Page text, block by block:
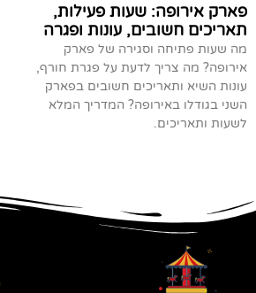
פארק אירופה: שעות פעילות,
תאריכים חשובים, עונות ופגרה
מה שעות פתיחה וסגירה של פארק
אירופה? מה צריך לדעת על פגרת חורף,
עונות השיא ותאריכים חשובים בפארק
השני בגודלו באירופה? המדריך המלא
לשעות ותאריכים.